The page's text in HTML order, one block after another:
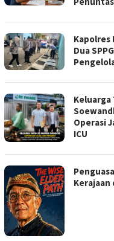
Kapolres
Dua
Keluarga
Operasi
ICU
Kerajaan